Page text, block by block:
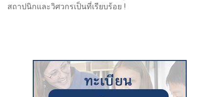
สถาปนิกและวิศวกรเป็นที่เรียบร้อย !